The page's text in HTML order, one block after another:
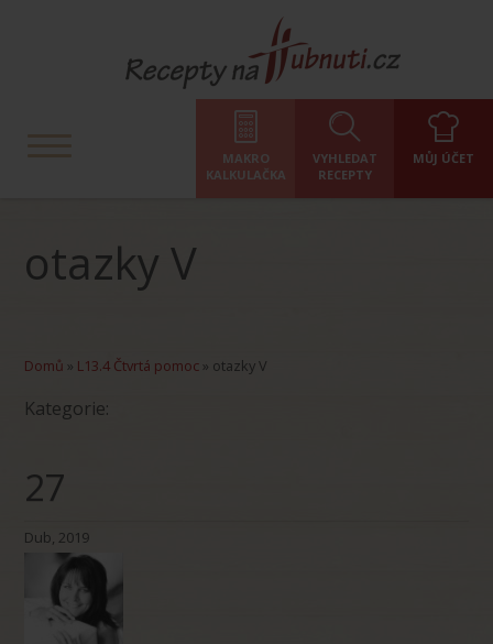
MAKRO
KALKULAČKA
VYHLEDAT
RECEPTY
MŮJ ÚČET
otazky V
Domů » L13.4 Čtvrtá pomoc » otazky V
Kategorie:
27
Dub, 2019